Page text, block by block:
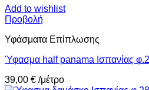
Add to wishlist
Προβολή
Υφάσματα Επίπλωσης
Ύφασμα half panama Ισπανίας
39,00 € /μέτρο